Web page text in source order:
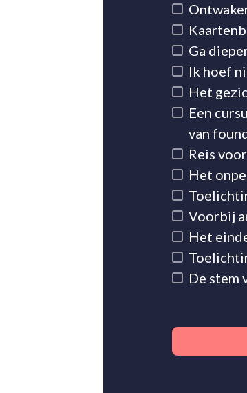
Ga
Ik hoef
Het
Een
van
Reis
Het
Voorbij
Het
De stem